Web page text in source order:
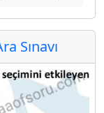
Sınavı